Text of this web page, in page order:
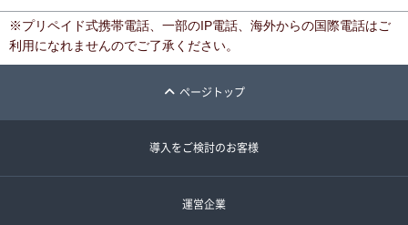
※プリペイド式携帯電話、一部のIP電話、海外からの国際電話はご
利用になれませんのでご了承ください。
ページトップ
導入をご検討のお客様
運営企業